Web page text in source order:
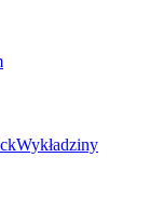
Wykładziny